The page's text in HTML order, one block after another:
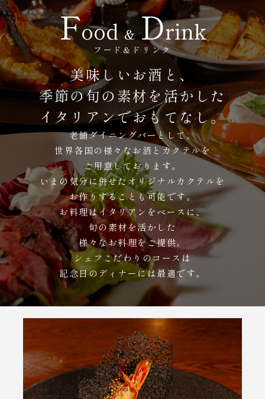
Food& Drink
フード&ドリンク
美味しいお酒と、
季節の旬の素材を活かした
イタリアンでおもてなし。
老舗ダイニングバーとして、
世界各国の様々なお酒とカクテルを
ご用意しております。
いまの気分に併せたオリジナルカクテルを
お作りすることも可能です。
お料理はイタリアンをベースに、
旬の素材を活かした
様々なお料理をご提供。
シェフこだわりのコースは
記念日のディナーには最適です。